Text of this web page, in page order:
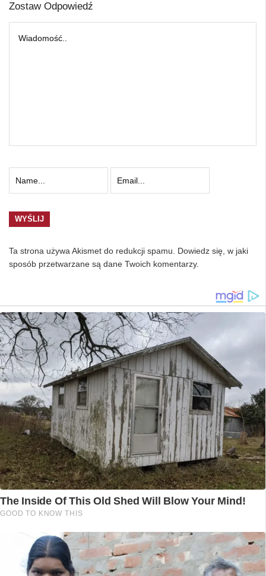
Zostaw Odpowiedź
Ta strona używa Akismet do redukcji spamu. Dowiedz się, w jaki
sposób przetwarzane są dane Twoich komentarzy.